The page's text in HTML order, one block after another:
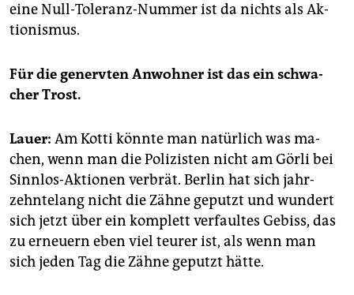
eine Null-To­le­ranz-Num­mer ist da nichts als Ak­
tio­nis­mus.
Für die ge­nerv­ten An­woh­ner ist das ein schwa­
cher Trost.
Lauer: Am Kotti könn­te man na­tür­lich was ma­
chen, wenn man die Po­li­zis­ten nicht am Görli bei
Sinn­los-Ak­tio­nen ver­brät. Ber­lin hat sich jahr­
zehn­te­lang nicht die Zähne ge­putzt und wun­dert
sich jetzt über ein kom­plett ver­faul­tes Ge­biss, das
zu er­neu­ern eben viel teu­rer ist, als wenn man
sich jeden Tag die Zähne ge­putzt hätte.